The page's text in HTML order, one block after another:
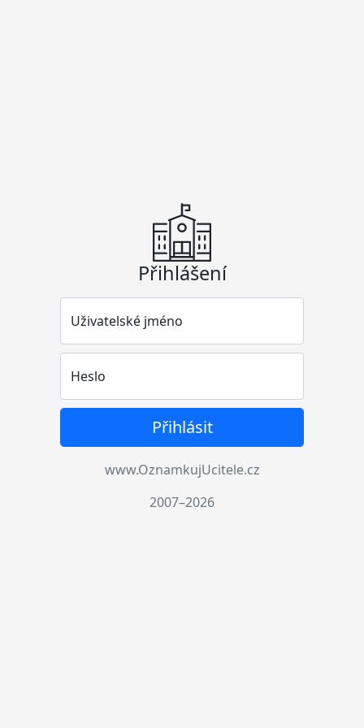
Přihlášení
Uživatelské jméno
Heslo
Přihlásit
www.OznamkujUcitele.cz
2007–2026